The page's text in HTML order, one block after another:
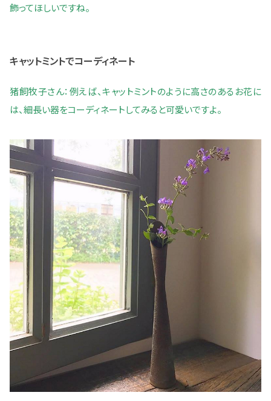
飾ってほしいですね。
キャットミントでコーディネート
猪飼牧子さん：例えば、キャットミントのように高さのあるお花に
は、細長い器をコーディネートしてみると可愛いですよ。